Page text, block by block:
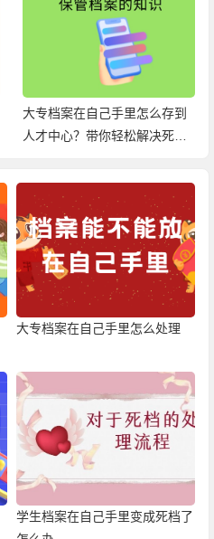
大专档案在自己手里怎么存到
人才中心？带你轻松解决死
大专档案在自己手里怎么处理
学生档案在自己手里变成死档了